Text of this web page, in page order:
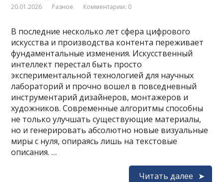
20.01.2026 Разное Комментарии: 0
В последние несколько лет сфера цифрового
искусства и производства контента переживает
фундаментальные изменения. Искусственный
интеллект перестал быть просто
экспериментальной технологией для научных
лабораторий и прочно вошел в повседневный
инструментарий дизайнеров, монтажеров и
художников. Современные алгоритмы способны
не только улучшать существующие материалы,
но и генерировать абсолютно новые визуальные
миры с нуля, опираясь лишь на текстовые
описания. …
Читать далее